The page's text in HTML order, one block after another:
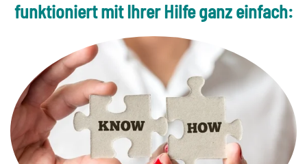
funktioniert mit Ihrer Hilfe ganz einfach: